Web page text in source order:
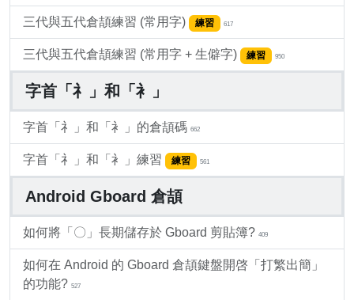
三代與五代倉頡練習 (常用字) 練習 617
三代與五代倉頡練習 (常用字 + 生僻字) 練習 950
字首「礻」和「衤」
字首「礻」和「衤」的倉頡碼 662
字首「礻」和「衤」練習 練習 561
Android Gboard 倉頡
如何將「〇」長期儲存於 Gboard 剪貼簿? 409
如何在 Android 的 Gboard 倉頡鍵盤開啓「打繁出簡」
的功能? 527